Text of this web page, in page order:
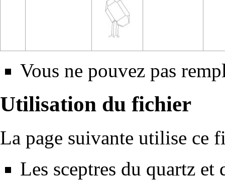
Vous ne pouvez pas
Utilisation du fichier
La page suivante utilise ce
Les sceptres du quartz et